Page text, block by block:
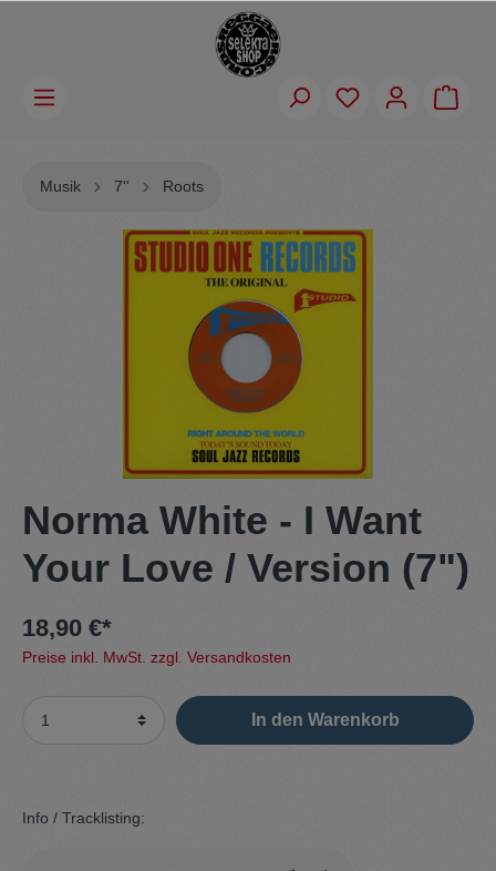
Musik 7'' Roots
Norma White - I Want
Your Love / Version (7")
18,90 €*
Preise inkl. MwSt. zzgl. Versandkosten
In den Warenkorb
Info / Tracklisting: